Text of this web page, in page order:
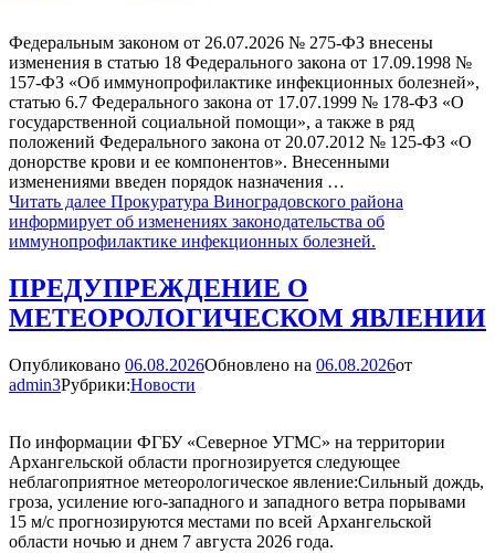
Федеральным законом от 26.07.2026 № 275-ФЗ внесены
изменения в статью 18 Федерального закона от 17.09.1998 №
157-ФЗ «Об иммунопрофилактике инфекционных болезней»,
статью 6.7 Федерального закона от 17.07.1999 № 178-ФЗ «О
государственной социальной помощи», а также в ряд
положений Федерального закона от 20.07.2012 № 125-ФЗ «О
донорстве крови и ее компонентов». Внесенными
изменениями введен порядок назначения …
Читать далее Прокуратура Виноградовского района
информирует об изменениях законодательства об
иммунопрофилактике инфекционных болезней.
ПРЕДУПРЕЖДЕНИЕ О
МЕТЕОРОЛОГИЧЕСКОМ ЯВЛЕНИИ
Опубликовано 06.08.2026Обновлено на 06.08.2026от
admin3Рубрики:Новости
По информации ФГБУ «Северное УГМС» на территории
Архангельской области прогнозируется следующее
неблагоприятное метеорологическое явление:Сильный дождь,
гроза, усиление юго-западного и западного ветра порывами
15 м/с прогнозируются местами по всей Архангельской
области ночью и днем 7 августа 2026 года.